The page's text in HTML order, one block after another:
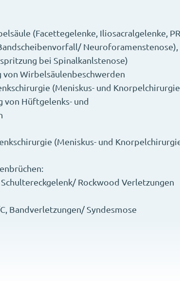
(Facettegelenke, Iliosacralgelenke,
Neuroforamenstenose),
bei Spinalkanlstenose)
von Wirbelsäulenbeschwerden
(Meniskus- und
von Hüftgelenks- und
(Meniskus- und
Rockwood Verletzungen
Bandverletzungen/ Syndesmose